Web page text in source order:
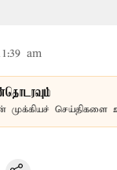
am
முக்கியச் செய்திகளை